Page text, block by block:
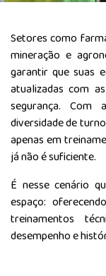
Setores como
mineração e
garantir que suas
atualizadas com
segurança.
diversidade de
apenas em
já não é suficiente.
É nesse cenário
espaço:
treinamentos
desempenho e